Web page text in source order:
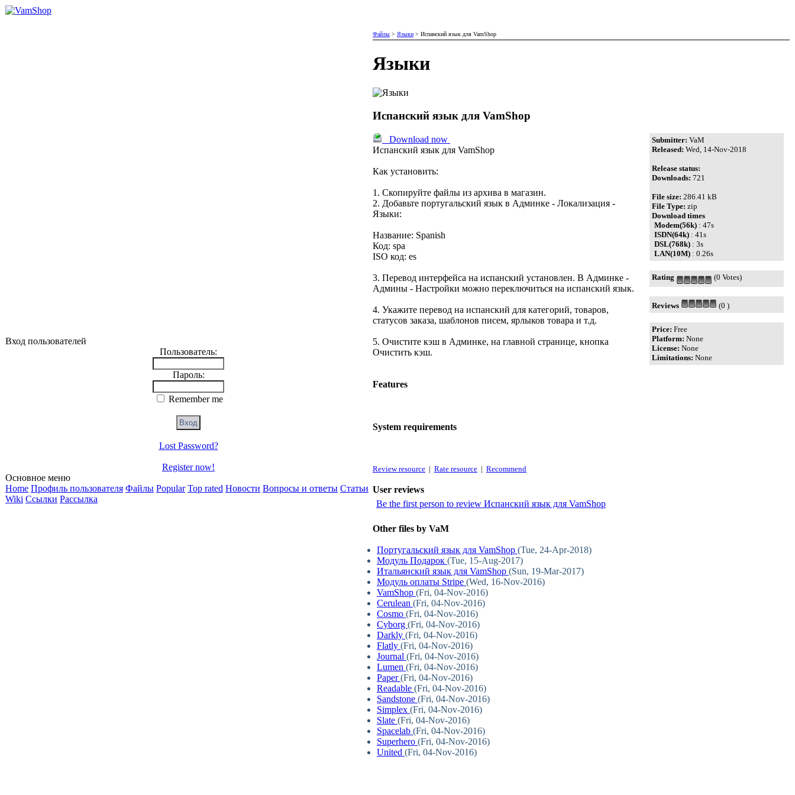
Вход пользователей
Пользователь:
Пароль:
Remember me
Lost Password?
Register now!
Основное меню
Home Профиль пользователя Файлы Popular Top rated Новости Вопросы и ответы Статьи
Wiki Ссылки Рассылка
Файлы > Языки > Испанский язык для VamShop
Языки
Испанский язык для VamShop
Submitter: VaM
Released: Wed, 14-Nov-2018
Release status:
Downloads: 721
File size: 286.41 kB
File Type: zip
Download times
Modem(56k) : 47s
ISDN(64k) : 41s
DSL(768k) : 3s
LAN(10M) : 0.26s
Rating (0 Votes)
Reviews (0 )
Price: Free
Platform: None
License: None
Limitations: None
Download now
Испанский язык для VamShop
Как установить:
1. Скопируйте файлы из архива в магазин.
2. Добавьте португальский язык в Админке - Локализация -
Языки:
Название: Spanish
Код: spa
ISO код: es
3. Перевод интерфейса на испанский установлен. В Админке -
Админы - Настройки можно переключиться на испанский язык.
4. Укажите перевод на испанский для категорий, товаров,
статусов заказа, шаблонов писем, ярлыков товара и т.д.
5. Очистите кэш в Админке, на главной странице, кнопка
Очистить кэш.
Features
System requirements
Review resource | Rate resource | Recommend
User reviews
Be the first person to review Испанский язык для VamShop
Other files by VaM
Португальский язык для VamShop (Tue, 24-Apr-2018)
Модуль Подарок (Tue, 15-Aug-2017)
Итальянский язык для VamShop (Sun, 19-Mar-2017)
Модуль оплаты Stripe (Wed, 16-Nov-2016)
VamShop (Fri, 04-Nov-2016)
Cerulean (Fri, 04-Nov-2016)
Cosmo (Fri, 04-Nov-2016)
Cyborg (Fri, 04-Nov-2016)
Darkly (Fri, 04-Nov-2016)
Flatly (Fri, 04-Nov-2016)
Journal (Fri, 04-Nov-2016)
Lumen (Fri, 04-Nov-2016)
Paper(Fri, 04-Nov-2016)
Readable (Fri, 04-Nov-2016)
Sandstone (Fri, 04-Nov-2016)
Simplex (Fri, 04-Nov-2016)
Slate (Fri, 04-Nov-2016)
Spacelab (Fri, 04-Nov-2016)
Superhero (Fri, 04-Nov-2016)
United (Fri, 04-Nov-2016)